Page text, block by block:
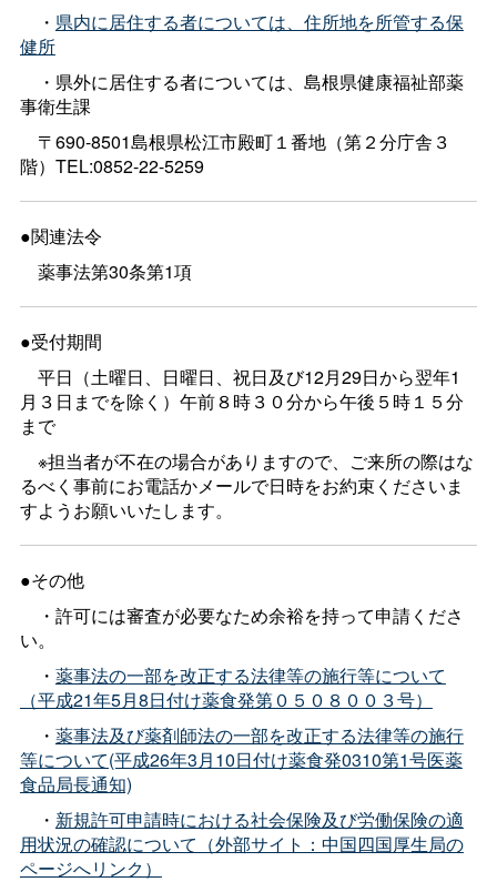
・ 県内に居住する者については、住所地を所管する保
健所
・県外に居住する者については、島根県健康福祉部薬
事衛生課
〒690-8501島根県松江市殿町１番地（第２分庁舎３
階）TEL:0852-22-5259
●関連法令
薬事法第30条第1項
●受付期間
平日（土曜日、日曜日、祝日及び12月29日から翌年1
月３日までを除く）午前８時３０分から午後５時１５分
まで
※担当者が不在の場合がありますので、ご来所の際はな
るべく事前にお電話かメールで日時をお約束くださいま
すようお願いいたします。
●その他
・許可には審査が必要なため余裕を持って申請くださ
い。
・ 薬事法の一部を改正する法律等の施行等について
（平成21年5月8日付け薬食発第０５０８００３号）
・ 薬事法及び薬剤師法の一部を改正する法律等の施行
等について(平成26年3月10日付け薬食発0310第1号医薬
食品局長通知)
・ 新規許可申請時における社会保険及び労働保険の適
用状況の確認について（外部サイト：中国四国厚生局の
ページへリンク）